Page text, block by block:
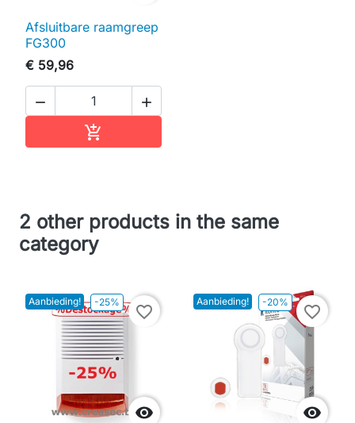
Afsluitbare raamgreep
FG300
€ 59,96
 

2 other products in the same
category
Aanbieding! -25%

favorite_border
Aanbieding! -20%

favorite_border